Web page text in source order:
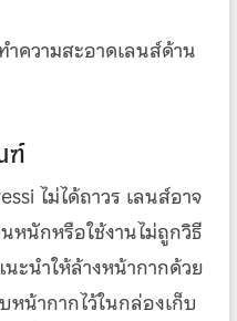
ความสะอาดเลนส์ด้าน
ฑ์
ไม่ได้ถาวร เลนส์อาจ
หนักหรือใช้งานไม่ถูกวิธี
ะนำให้ล้างหน้ากากด้วย
น้ากากไว้ในกล่องเก็บ